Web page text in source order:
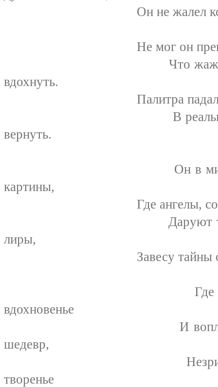
Он не жалел
Не мог он превозиочь
Что жаждала в его
вдохнуть.
Палитра падала -
В реальный мир
вернуть.
Он в мире том,
картины,
Где ангелы,
Даруют трепетно
лиры,
Завесу тайны
Где белым
вдохновенье
И воплощается в
шедевр,
Незримой
творенье